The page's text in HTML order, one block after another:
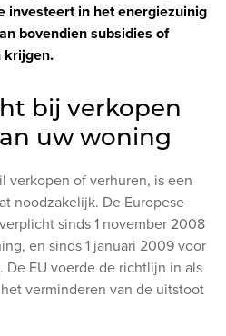
investeert in het energiezuinig
bovendien subsidies of
krijgen.
bij verkopen
uw woning
verkopen of verhuren, is een
noodzakelijk. De Europese
sinds 1 november 2008
en sinds 1 januari 2009 voor
EU voerde de richtlijn in als
verminderen van de uitstoot